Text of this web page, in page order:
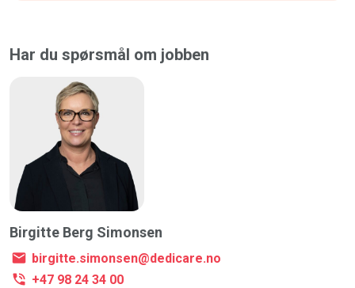
Har du spørsmål om jobben
Birgitte Berg Simonsen
birgitte.simonsen@dedicare.no
+47 98 24 34 00